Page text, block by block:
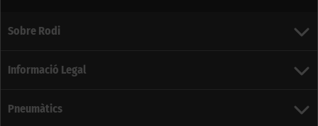
Sobre Rodi
Informació Legal
Pneumàtics